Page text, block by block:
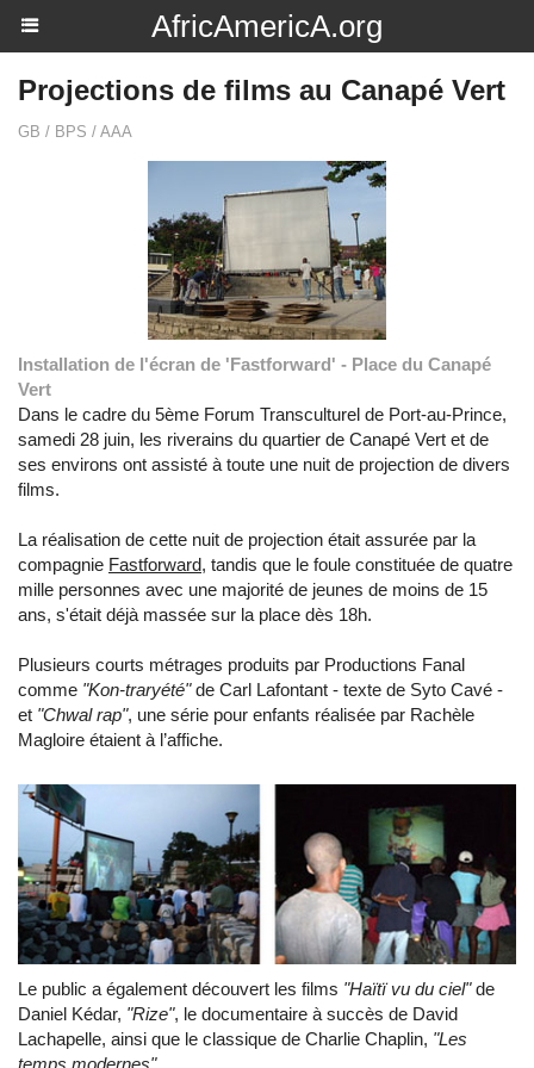
AfricAmericA.org
Projections de films au Canapé Vert
GB / BPS / AAA
Installation de l'écran de 'Fastforward' - Place du Canapé
Vert
Dans le cadre du 5ème Forum Transculturel de Port-au-Prince,
samedi 28 juin, les riverains du quartier de Canapé Vert et de
ses environs ont assisté à toute une nuit de projection de divers
films.
La réalisation de cette nuit de projection était assurée par la
compagnie Fastforward, tandis que le foule constituée de quatre
mille personnes avec une majorité de jeunes de moins de 15
ans, s'était déjà massée sur la place dès 18h.
Plusieurs courts métrages produits par Productions Fanal
comme "Kon-traryété"de Carl Lafontant - texte de Syto Cavé -
et "Chwal rap", une série pour enfants réalisée par Rachèle
Magloire étaient à l’affiche.
Le public a également découvert les films "Haïtï vu du ciel"de
Daniel Kédar, "Rize", le documentaire à succès de David
Lachapelle, ainsi que le classique de Charlie Chaplin, "Les